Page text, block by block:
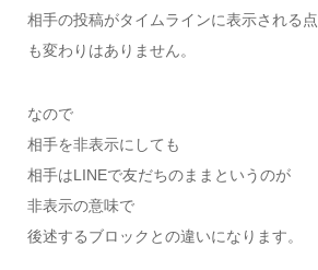
相手の投稿がタイムラインに表示される点
も変わりはありません。
なので
相手を非表示にしても
相手はLINEで友だちのままというのが
非表示の意味で
後述するブロックとの違いになります。